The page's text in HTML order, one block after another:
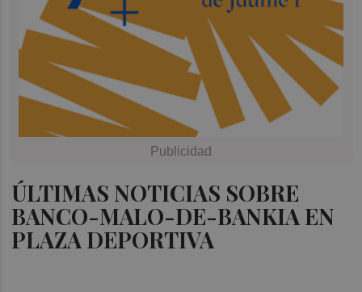
ÚLTIMAS NOTICIAS SOBRE
BANCO-MALO-DE-BANKIA EN
PLAZA DEPORTIVA